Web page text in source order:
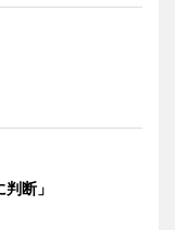
断」